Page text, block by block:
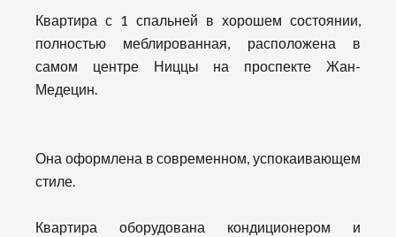
Квартира с 1 спальней в хорошем состоянии,
полностью меблированная, расположена в
самом центре Ниццы на проспекте Жан-
Медецин.
Она оформлена в современном, успокаивающем
стиле.
Квартира оборудована кондиционером и